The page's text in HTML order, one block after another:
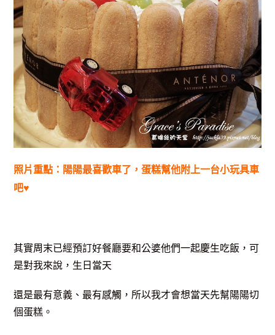
照片重點：陽陽最喜歡車了，蛋糕幫他附上一台小玩具車
吧♥
其實周末已經預訂好餐廳要和公婆他們一起慶生吃飯，可
是對我來說，生日當天
還是最有意義、最有感觸，所以我才會想當天先幫陽陽切
個蛋糕。